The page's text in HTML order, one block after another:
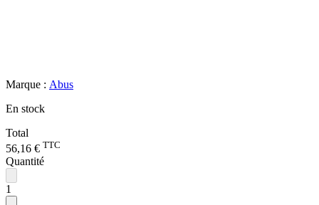
Marque : Abus
En stock
Total
56,16 € TTC
Quantité
1